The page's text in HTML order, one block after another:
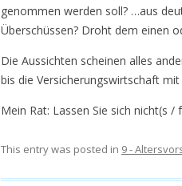
genommen werden soll? …aus
Überschüssen? Droht dem einen
Die Aussichten scheinen alles
bis die Versicherungswirtschaft
Mein Rat: Lassen Sie sich nicht(s
This entry was posted in 9 -